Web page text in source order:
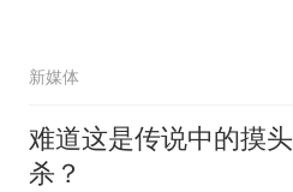
新媒体
难道这是传说中的摸头
杀？